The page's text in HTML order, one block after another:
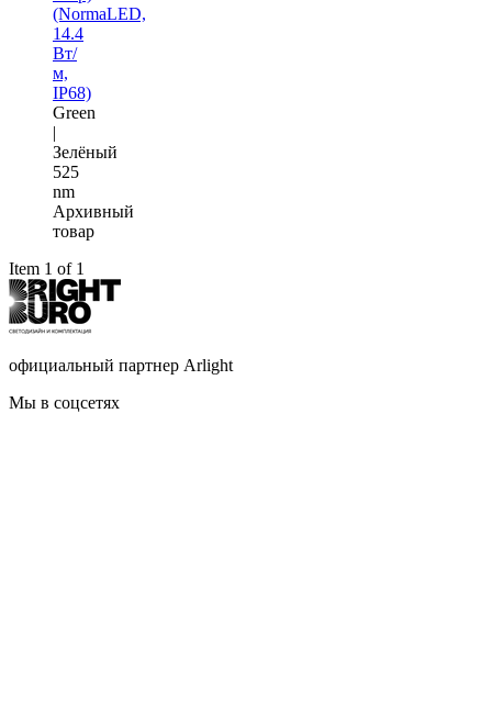
(NormaLED,
14.4
Вт/
м,
IP68)
Green
|
Зелёный
525
nm
Архивный
товар
Item 1 of 1
официальный партнер Arlight
Мы в соцсетях